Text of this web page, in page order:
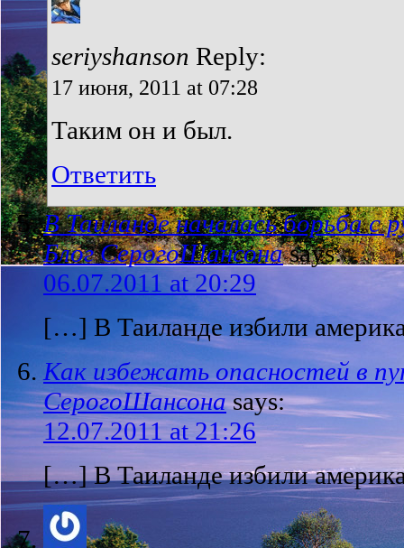
seriyshanson Reply:
17 июня, 2011 at 07:28
Таким он и был.
Ответить
В Таиланде началась борьба с
Блог СерогоШансона says:
06.07.2011 at 20:29
[…] В Таиланде избили
Как избежать опасностей в
СерогоШансона says:
12.07.2011 at 21:26
[…] В Таиланде избили